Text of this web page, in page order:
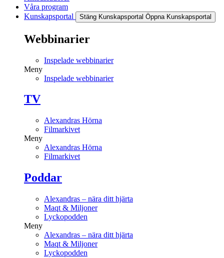
Våra program
Kunskapsportal
Stäng Kunskapsportal Öppna Kunskapsportal
Webbinarier
Inspelade webbinarier
Meny
Inspelade webbinarier
TV
Alexandras Hörna
Filmarkivet
Meny
Alexandras Hörna
Filmarkivet
Poddar
Alexandras – nära ditt hjärta
Maqt & Miljoner
Lyckopodden
Meny
Alexandras – nära ditt hjärta
Maqt & Miljoner
Lyckopodden